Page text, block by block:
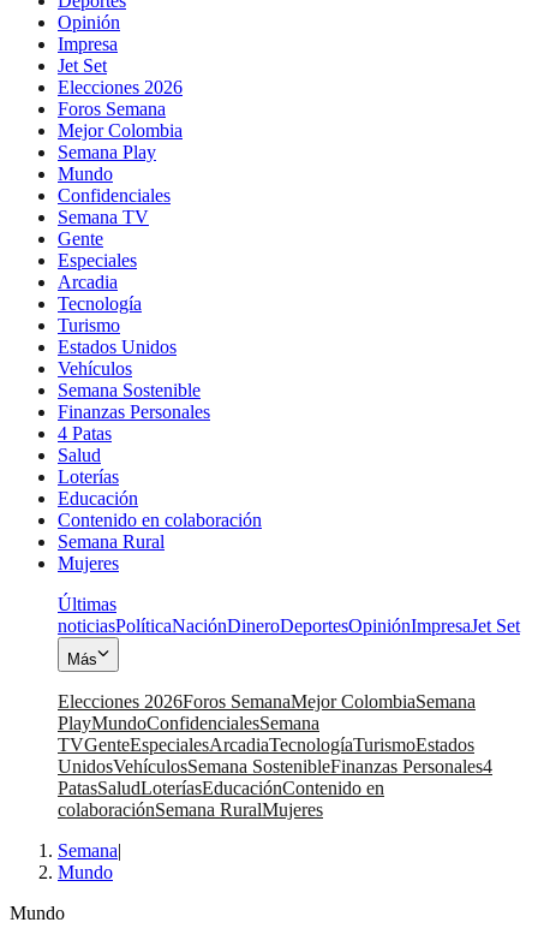
Opinión
Impresa
Jet Set
Elecciones 2026
Foros Semana
Mejor Colombia
Semana Play
Mundo
Confidenciales
Semana TV
Gente
Especiales
Arcadia
Tecnología
Turismo
Estados Unidos
Vehículos
Semana Sostenible
Finanzas Personales
4 Patas
Salud
Loterías
Educación
Contenido en colaboración
Semana Rural
Mujeres
Últimas
noticiasPolíticaNaciónDineroDeportesOpiniónImpresaJet Set
Más
Elecciones 2026Foros SemanaMejor ColombiaSemana
PlayMundoConfidencialesSemana
TVGenteEspecialesArcadiaTecnologíaTurismoEstados
UnidosVehículosSemana SostenibleFinanzas Personales4
PatasSaludLoteríasEducaciónContenido en
colaboraciónSemana RuralMujeres
Semana|
Mundo
Mundo